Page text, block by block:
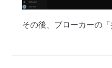
その後、ブローカーの